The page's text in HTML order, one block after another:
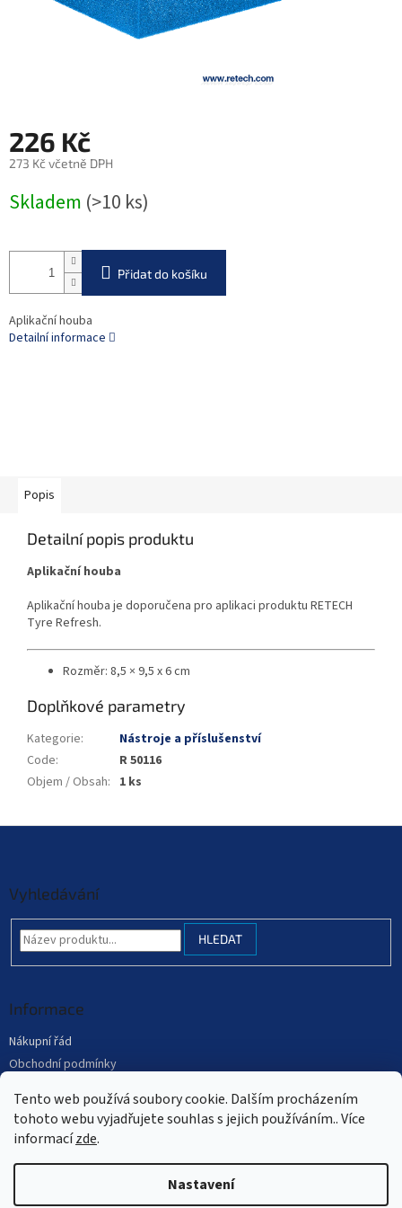
Tento web používá soubory cookie. Dalším procházením
tohoto webu vyjadřujete souhlas s jejich používáním.. Více
informacízde.
Nastavení
226 Kč
273 Kč včetně DPH
cena:
Skladem (>10 ks)
Přidat do košíku
Aplikační houba
Detailní informace
Popis
Detailní popis produktu
Aplikační houba
Aplikační houba je doporučena pro aplikaci produktu RETECH
Tyre Refresh.
Rozměr: 8,5 × 9,5 x 6 cm
Doplňkové parametry
Kategorie:
Nástroje a příslušenství
Code:
R 50116
Objem / Obsah: 1 ks
Vyhledávání
HLEDAT
Informace
Nákupní řád
Obchodní podmínky
Mapa serveru
Vytvořil Shoptet